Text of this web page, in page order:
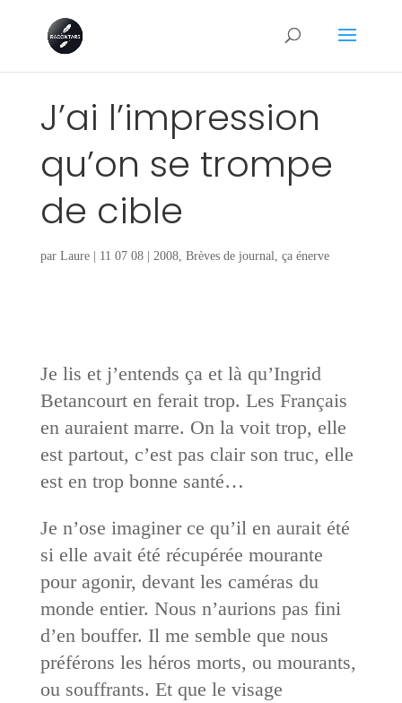
J’ai l’impression
qu’on se trompe
de cible
par Laure| 11 07 08| 2008, Brèves de journal ça énerve
Je lis et j’entends ça et là qu’Ingrid
Betancourt en ferait trop. Les Français
en auraient marre. On la voit trop, elle
est partout, c’est pas clair son truc, elle
est en trop bonne santé…
Je n’ose imaginer ce qu’il en aurait été
si elle avait été récupérée mourante
pour agonir, devant les caméras du
monde entier. Nous n’aurions pas fini
d’en bouffer. Il me semble que nous
préférons les héros morts, ou mourants,
ou souffrants. Et que le visage